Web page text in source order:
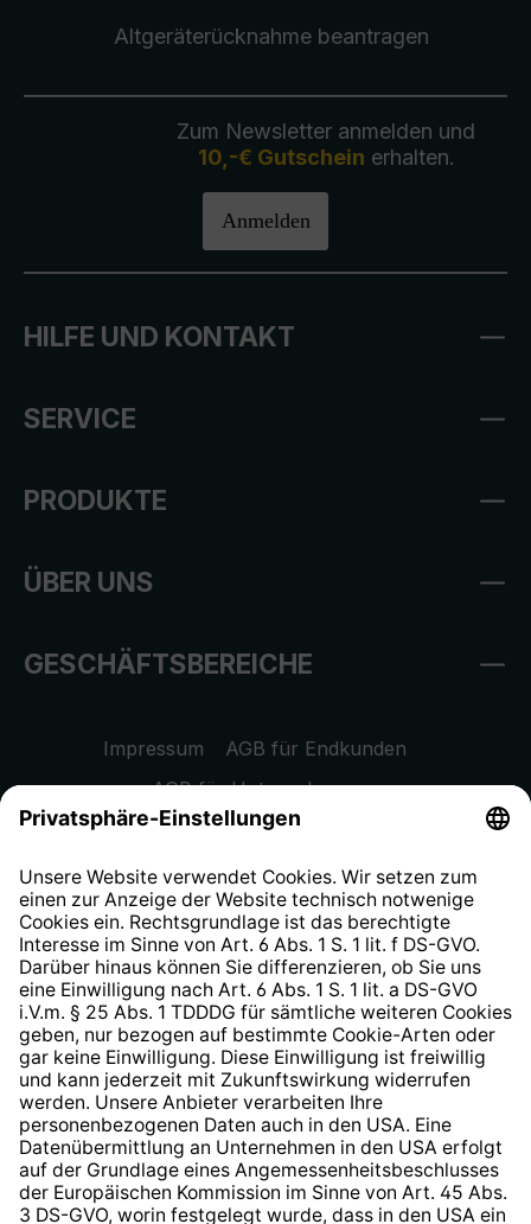
Altgeräterücknahmebeantragen
Zum Newsletter anmelden und
10,-€ Gutschein erhalten.
Anmelden
HILFE UND KONTAKT
SERVICE
PRODUKTE
ÜBER UNS
GESCHÄFTSBEREICHE
Impressum
AGB für Endkunden
AGB für Unternehmen
Datenschutzhinweis
Widerrufsrecht
Hinweisgeberschutzsystem
Barrierefreiheit